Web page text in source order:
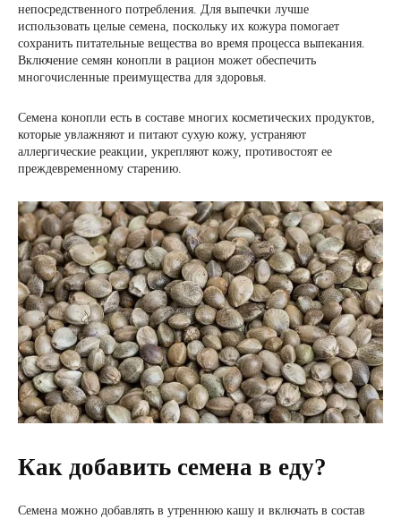
непосредственного потребления. Для выпечки лучше
использовать целые семена, поскольку их кожура помогает
сохранить питательные вещества во время процесса выпекания.
Включение семян конопли в рацион может обеспечить
многочисленные преимущества для здоровья.
Семена конопли есть в составе многих косметических продуктов,
которые увлажняют и питают сухую кожу, устраняют
аллергические реакции, укрепляют кожу, противостоят ее
преждевременному старению.
Как добавить семена в еду?
Семена можно добавлять в утреннюю кашу и включать в состав